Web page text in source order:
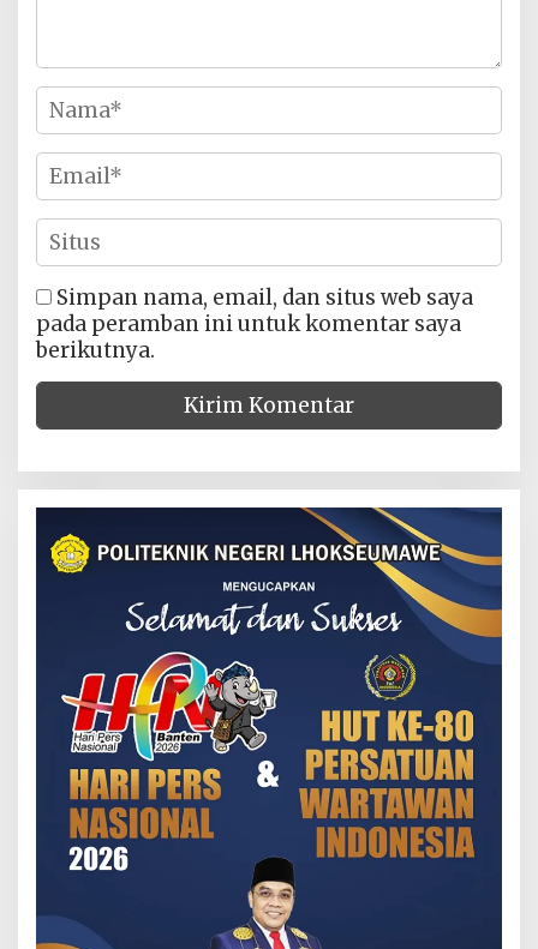
Simpan nama, email, dan situs web saya
pada peramban ini untuk komentar saya
berikutnya.